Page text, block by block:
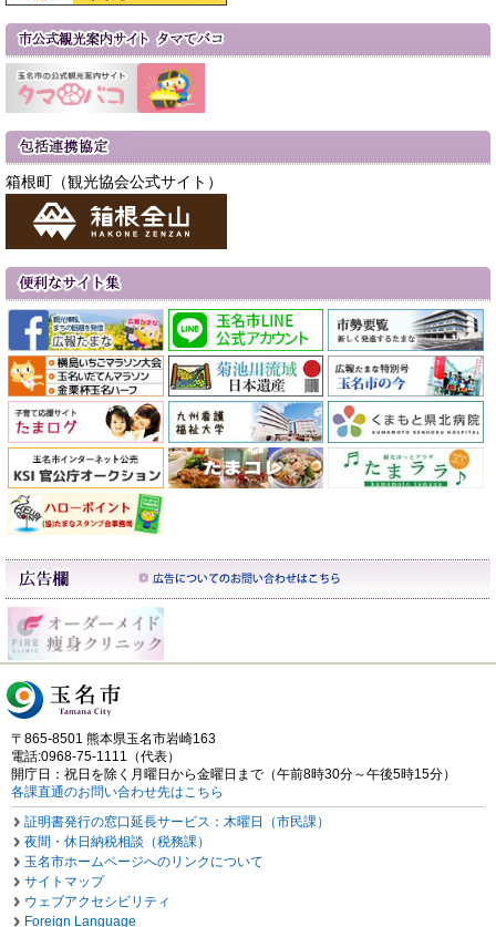
箱根町（観光協会公式サイト）
〒865-8501 熊本県玉名市岩崎163
電話:0968-75-1111（代表）
開庁日：祝日を除く月曜日から金曜日まで（午前8時30分～午後5時15分）
各課直通のお問い合わせ先はこちら
証明書発行の窓口延長サービス：木曜日（市民課）
夜間・休日納税相談（税務課）
玉名市ホームページへのリンクについて
サイトマップ
ウェブアクセシビリティ
Foreign Language